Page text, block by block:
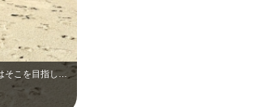
初めての地、御宿。モニュメントが有名なので行ってみたくてまずはそこを目指して出…